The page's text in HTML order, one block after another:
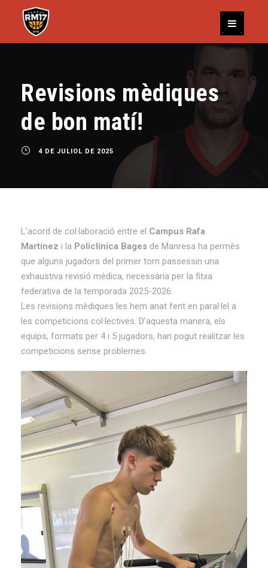
Revisions mèdiques
de bon matí!
4 DE JULIOL DE 2025
L’acord de col·laboració entre el Campus Rafa
Martínez i la Policlínica Bages de Manresa ha permès
que alguns jugadors del primer torn passessin una
exhaustiva revisió mèdica, necessària per la fitxa
federativa de la temporada 2025-2026.
Les revisions mèdiques les hem anat fent en paral·lel a
les competicions col·lectives. D’aquesta manera, els
equips, formats per 4 i 5 jugadors, han pogut realitzar les
competicions sense problemes.